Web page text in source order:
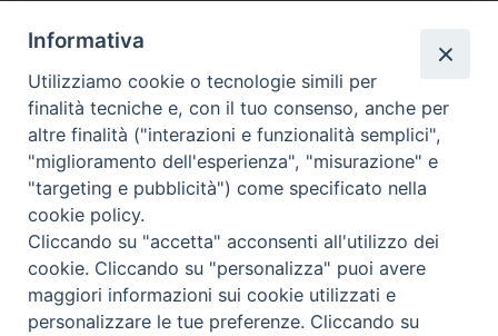
Informativa
Utilizziamo cookie o tecnologie simili per
finalità tecniche e, con il tuo consenso, anche per
altre finalità ("interazioni e funzionalità semplici",
"miglioramento dell'esperienza", "misurazione" e
"targeting e pubblicità") come specificato nella
cookie policy.
Cliccando su "accetta" acconsenti all'utilizzo dei
cookie. Cliccando su "personalizza" puoi avere
maggiori informazioni sui cookie utilizzati e
personalizzare le tue preferenze. Cliccando su